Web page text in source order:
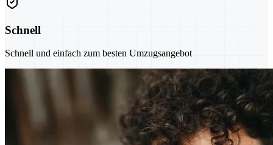
Schnell
Schnell und einfach zum besten Umzugsangebot